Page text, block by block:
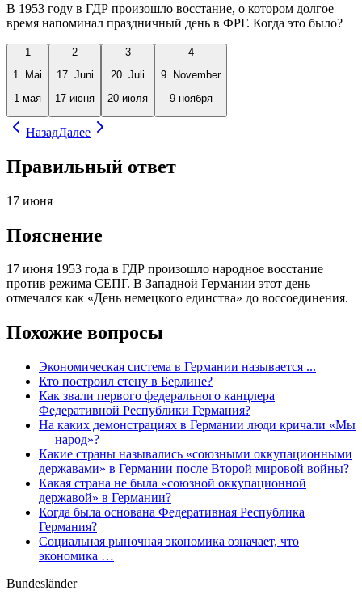
В 1953 году в ГДР произошло восстание, о котором долгое
время напоминал праздничный день в ФРГ. Когда это было?
1
1. Mai
1 мая
2
17. Juni
17 июня
3
20. Juli
20 июля
4
9. November
9 ноября
НазадДалее
Правильный ответ
17 июня
Пояснение
17 июня 1953 года в ГДР произошло народное восстание
против режима СЕПГ. В Западной Германии этот день
отмечался как «День немецкого единства» до воссоединения.
Похожие вопросы
Экономическая система в Германии называется ...
Кто построил стену в Берлине?
Как звали первого федерального канцлера
Федеративной Республики Германия?
На каких демонстрациях в Германии люди кричали «Мы
— народ»?
Какие страны назывались «союзными оккупационными
державами» в Германии после Второй мировой войны?
Какая страна не была «союзной оккупационной
державой» в Германии?
Когда была основана Федеративная Республика
Германия?
Социальная рыночная экономика означает, что
экономика …
Bundesländer